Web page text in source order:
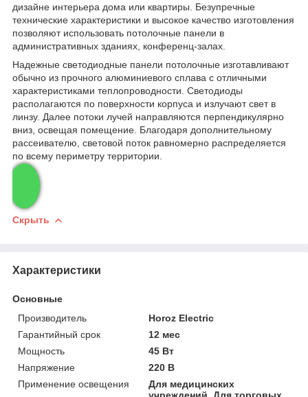
дизайне интерьера дома или квартиры. Безупречные
технические характеристики и высокое качество изготовления
позволяют использовать потолочные панели в
административных зданиях, конференц-залах.
Надежные светодиодные панели потолочные изготавливают
обычно из прочного алюминиевого сплава с отличными
характеристиками теплопроводности. Светодиоды
располагаются по поверхности корпуса и излучают свет в
линзу. Далее потоки лучей направляются перпендикулярно
вниз, освещая помещение. Благодаря дополнительному
рассеивателю, световой поток равномерно распределяется
по всему периметру территории.
Скрыть
Характеристики
Основные
Производитель
Horoz Electric
Гарантийный срок
12 мес
Мощность
45 Вт
Напряжение
220 В
Применение освещения
Для медицинских
учреждений, Для торговых